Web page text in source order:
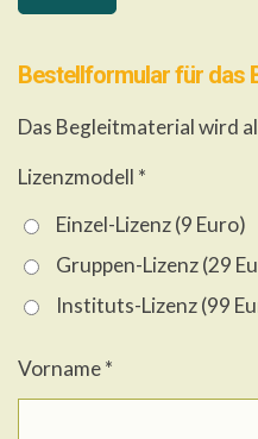
Bestellformular für das
Das Begleitmaterial wird
Lizenzmodell *
Einzel-Lizenz (9 Euro)
Gruppen-Lizenz (29
Instituts-Lizenz (99
Vorname *